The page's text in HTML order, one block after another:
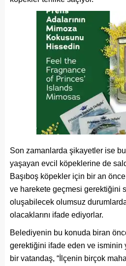
Son zamanlarda şikayetler ise
yaşayan evcil köpeklerine de
Başıboş köpekler için bir an
ve harekete geçmesi gerektiğini
oluşabilecek olumsuz
olacaklarını ifade ediyorlar.
Belediyenin bu konuda biran
gerektiğini ifade eden ve isminin
bir vatandaş, “İlçenin birçok